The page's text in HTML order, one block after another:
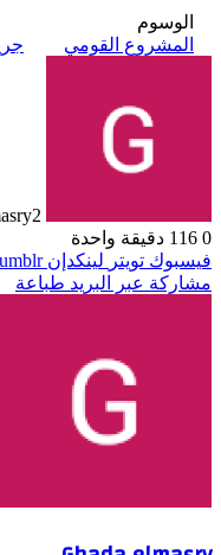
الوسوم
المشروع القومي
2 مارس، 2024
0
دقيقة واحدة
فيسبوك تويتر لينكدإن
مشاركة عبر البريد طباعة